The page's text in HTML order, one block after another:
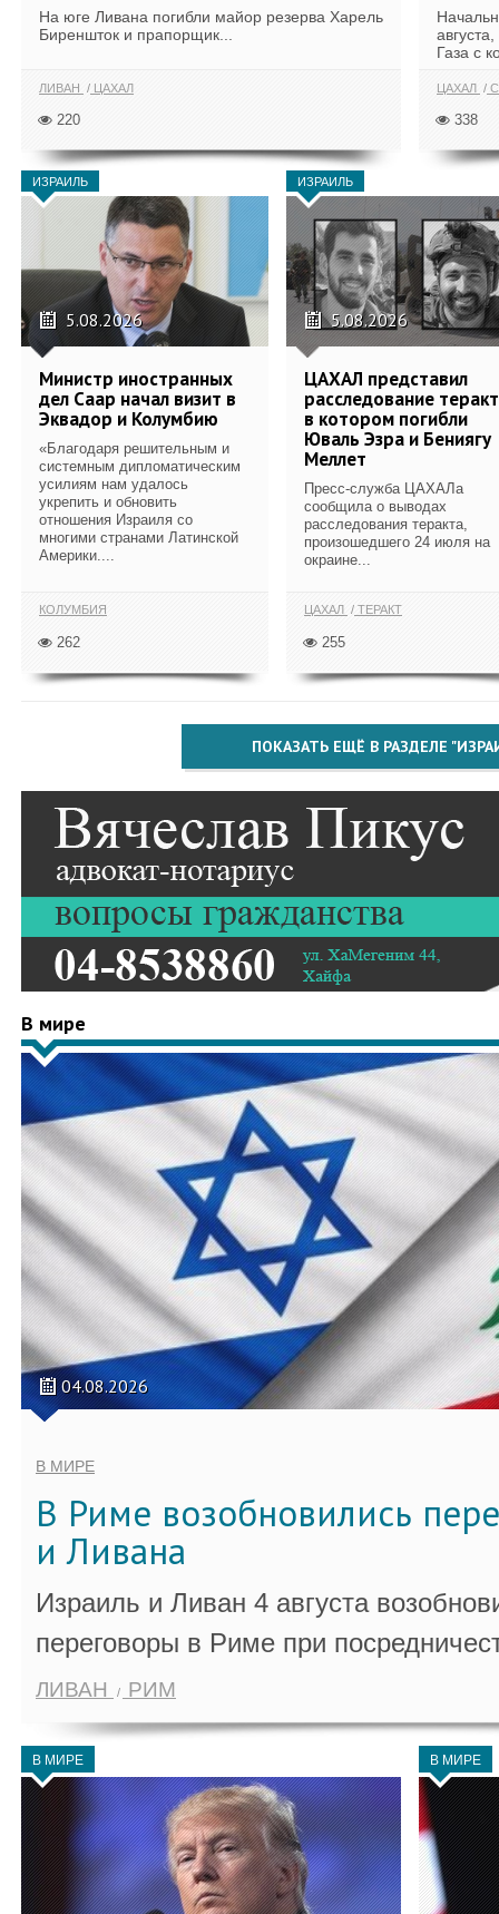
На юге Ливана погибли майор резерва Харель
Биреншток и прапорщик...
ЛИВАН ЦАХАЛ
220
Газа с
ЦАХАЛ
338
ИЗРАИЛЬ
5.08.2026
Министр иностранных
дел Саар начал визит в
Эквадор и Колумбию
«Благодаря решительным и
системным дипломатическим
усилиям нам удалось
укрепить и обновить
отношения Израиля со
многими странами Латинской
Америки....
КОЛУМБИЯ
262
ИЗРАИЛЬ
5.08.2026
ЦАХАЛ представил
расследование
в котором погибли
Юваль Эзра и Бениягу
Меллет
Пресс-служба ЦАХАЛа
сообщила о выводах
расследования теракта,
произошедшего 24 июля на
окраине...
ЦАХАЛ ТЕРАКТ
255
ПОКАЗАТЬ ЕЩЁ В РАЗДЕЛЕ
В мире
04.08.2026
В МИРЕ
В Риме возобновились
и Ливана
Израиль и Ливан 4 августа
переговоры в Риме при
ЛИВАН РИМ
В МИРЕ В МИРЕ